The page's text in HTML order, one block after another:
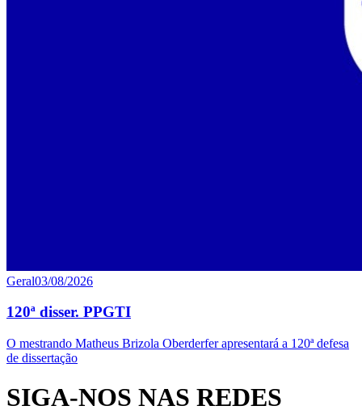
Geral03/08/2026
120ª disser. PPGTI
O mestrando Matheus Brizola Oberderfer apresentará a 120ª defesa
de dissertação
SIGA-NOS NAS REDES